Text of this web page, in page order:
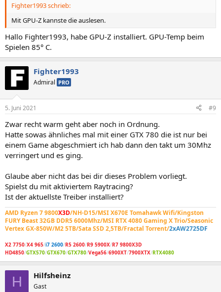
Fighter1993 schrieb:
Mit GPU-Z kannste die auslesen.
Hallo Fighter1993, habe GPU-Z installiert. GPU-Temp beim
Spielen 85° C.
Fighter1993
Admiral PRO
5. Juni 2021 #9
Zwar recht warm geht aber noch in Ordnung.
Hatte sowas ähnliches mal mit einer GTX 780 die ist nur bei
einem Game abgeschmiert ich hab dann den takt um 30Mhz
verringert und es ging.
Glaube aber nicht das bei dir dieses Problem vorliegt.
Spielst du mit aktiviertem Raytracing?
Ist der aktuellste Treiber installiert?
AMD Ryzen 7 9800X3D/NH-D15/MSI X670E Tomahawk Wifi/Kingston
FURY Beast 32GB DDR5 6000Mhz/MSI RTX 4080 Gaming X Trio/Seasonic
Vertex GX-850W/M2 5TB/Sata SSD 2,5TB/Fractal Torrent/2xAW2725DF
X2 7750/X4 965/i7 2600/R5 2600/R9 5900X/R7 9800X3D
HD4850/GTX570/GTX670/GTX780/Vega56/6900XT/7900XTX/RTX4080
H Hilfsheinz
Gast